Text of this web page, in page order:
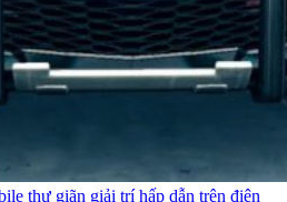
thư giãn giải trí hấp dẫn trên điện